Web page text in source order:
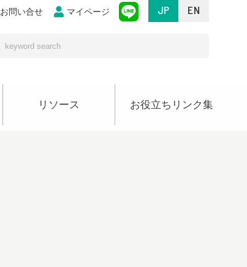
お問い合せ マイページ JP EN
リソース お役立ちリンク集